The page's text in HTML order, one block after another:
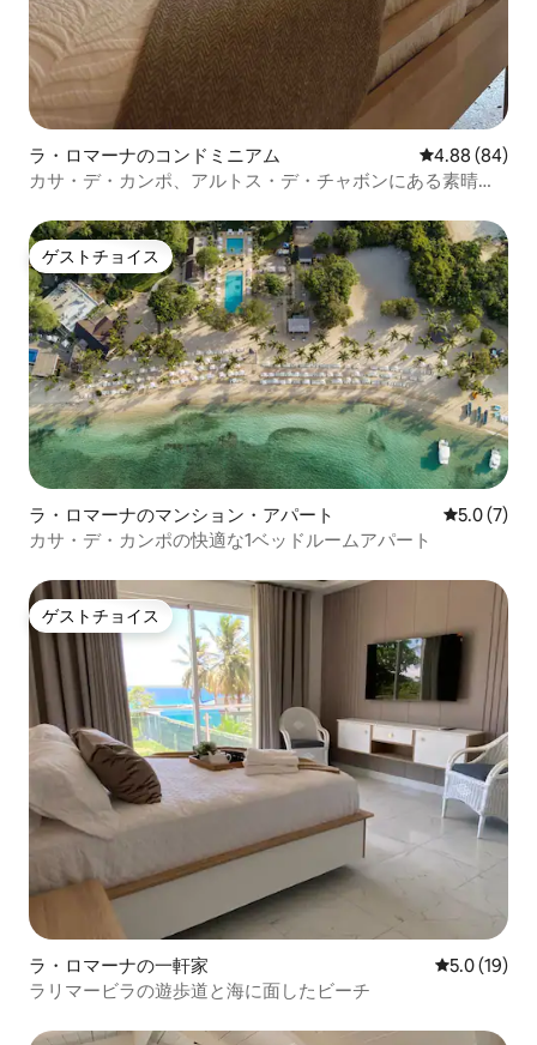
ラ・ロマーナのコンドミニアム レビュー84件
4.88 (84)
カサ・デ・カンポ、アルトス・デ・チャボンにある素晴ら
ゲストチョイス
ゲストチョイス
ラ・ロマーナのマンション・アパート レビュー7
5.0 (7)
カサ・デ・カンポの快適な1ベッドルームアパート
ゲストチョイス
ゲストチョイス
ラ・ロマーナの一軒家 レビュー19
5.0 (19)
ラリマービラの遊歩道と海に面したビーチ